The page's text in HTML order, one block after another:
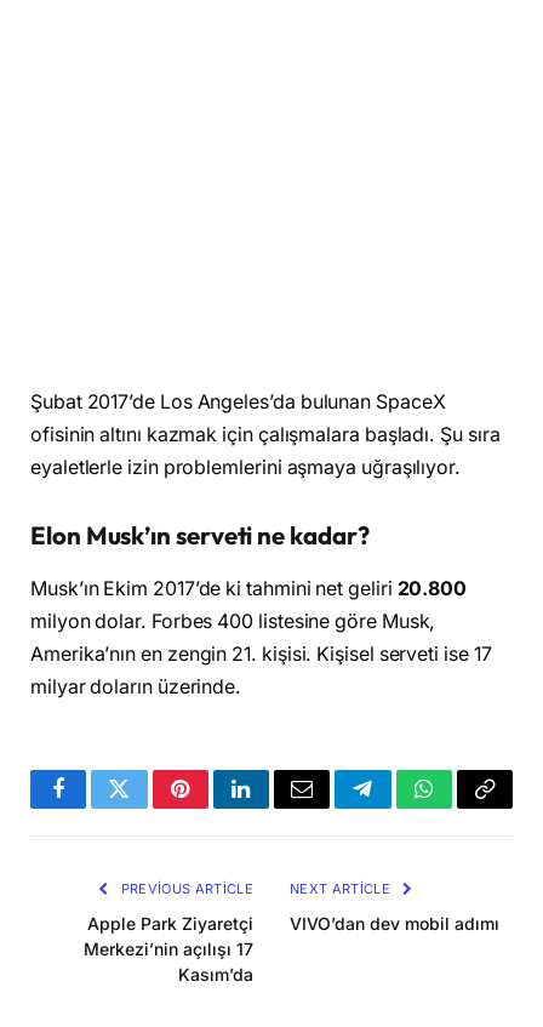
Şubat 2017’de Los Angeles’da bulunan SpaceX
ofisinin altını kazmak için çalışmalara başladı. Şu sıra
eyaletlerle izin problemlerini aşmaya uğraşılıyor.
Elon Musk’ın serveti ne kadar?
Musk’ın Ekim 2017’de ki tahmini net geliri 20.800
milyon dolar. Forbes 400 listesine göre Musk,
Amerika’nın en zengin 21. kişisi. Kişisel serveti ise 17
milyar doların üzerinde.
FacebookTwitterPinterestLinkedInEmail TelegramWhatsApp
Copy
PREVIOUS ARTICLE
Apple Park Ziyaretçi
Merkezi’nin açılışı 17
Kasım’da
NEXT ARTICLE
VIVO’dan dev mobil adımı